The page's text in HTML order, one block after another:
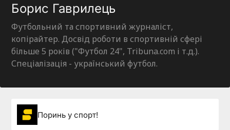
Борис Гаврилець
Футбольний та спортивний журналіст,
копірайтер. Досвід роботи в спортивній сфері
більше 5 років ("Футбол 24", Tribuna.com і т.д.).
Спеціалізація - український футбол.
Поринь у спорт!